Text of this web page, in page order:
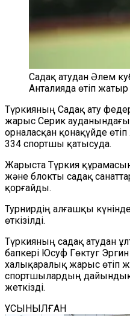
Садақ атудан Әлем
Анталияда өтіп жатыр
Түркияның Садақ ату
жарыс Серик ауданындағы
орналасқан қонақүйде
334 спортшы қатысуда.
Жарыста Түркия
және блокты садақ
қорғайды.
Турнирдің алғашқы
өткізілді.
Түркияның садақ атудан
бапкері Юсуф Гөктуг
халықаралық жарыс өтіп
спортшылардың дайындық
жеткізді.
ҰСЫНЫЛҒАН